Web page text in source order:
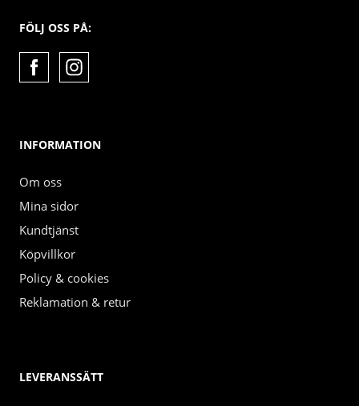
FÖLJ OSS PÅ:
INFORMATION
Om oss
Mina sidor
Kundtjänst
Köpvillkor
Policy & cookies
Reklamation & retur
LEVERANSSÄTT